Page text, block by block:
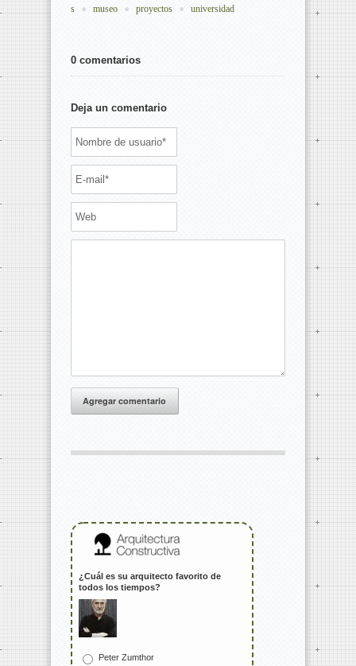
s museo proyectos universidad
0 comentarios
Deja un comentario
Agregar comentario
¿Cuál es su arquitecto favorito de
todos los tiempos?
Peter Zumthor